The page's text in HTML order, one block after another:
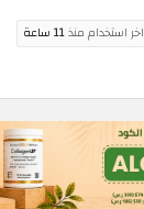
اخر استخدام منذ11 ساعة